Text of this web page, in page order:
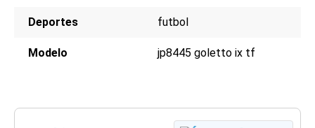
Deportes futbol
Modelo jp8445 goletto ix tf